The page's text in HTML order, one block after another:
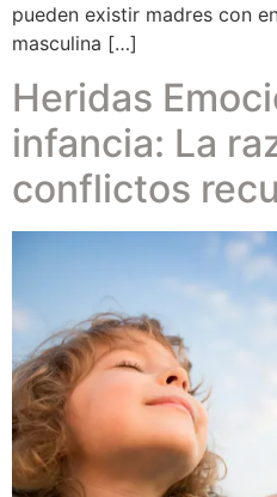
pueden existir madres con
masculina […]
Heridas
infancia: La
conflictos